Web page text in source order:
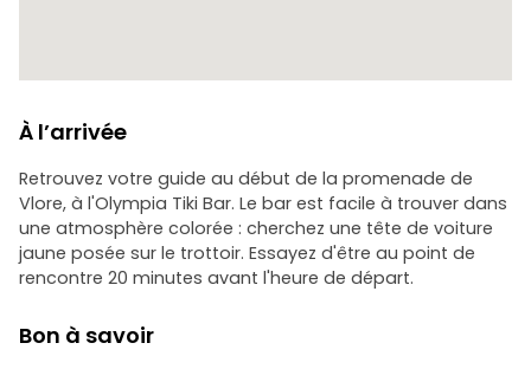
À l’arrivée
Retrouvez votre guide au début de la promenade de
Vlore, à l'Olympia Tiki Bar. Le bar est facile à trouver dans
une atmosphère colorée : cherchez une tête de voiture
jaune posée sur le trottoir. Essayez d'être au point de
rencontre 20 minutes avant l'heure de départ.
Bon à savoir